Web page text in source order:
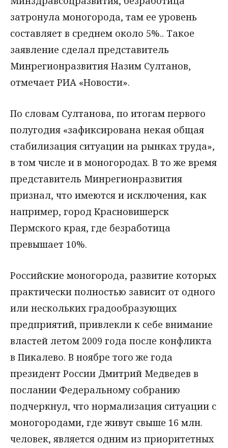
затронула моногорода, там ее уровень
составляет в среднем около 5%.. Такое
заявление сделал представитель
Минрегионразвития Назим Султанов,
отмечает РИА «Новости».
По словам Султанова, по итогам первого
полугодия «зафиксирована некая общая
стабилизация ситуации на рынках труда»,
в том числе и в моногородах. В то же время
представитель Минрегионразвития
признал, что имеются и исключения, как
например, город Красновишерск
Пермского края, где безработица
превышает 10%.
Российские моногорода, развитие которых
практически полностью зависит от одного
или нескольких градообразующих
предприятий, привлекли к себе внимание
властей летом 2009 года после конфликта
в Пикалево. В ноябре того же года
президент России Дмитрий Медведев в
послании Федеральному собранию
подчеркнул, что нормализация ситуации с
моногородами, где живут свыше 16 млн.
человек, является одним из приоритетных